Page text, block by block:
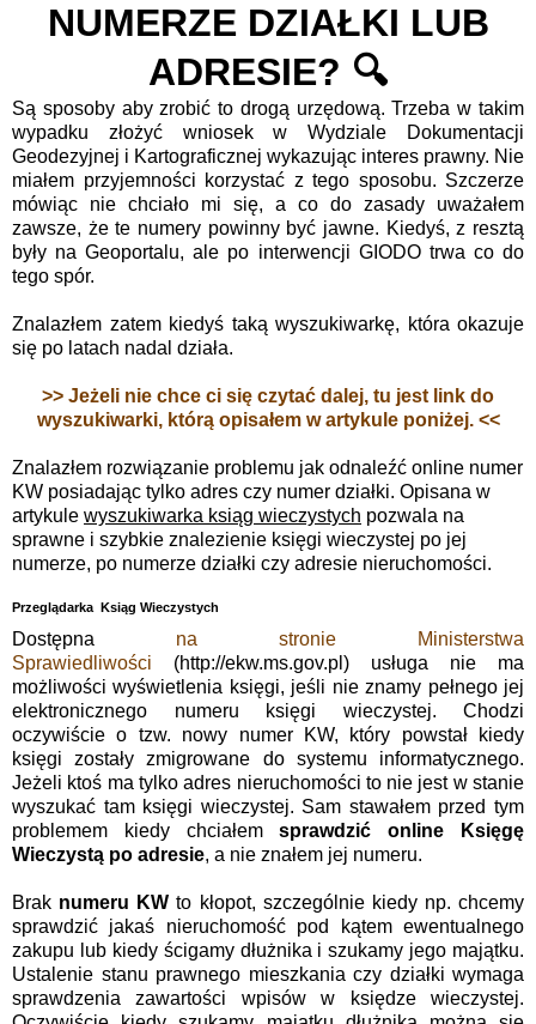
NUMERZE DZIAŁKI LUB
ADRESIE? 🔍
Są sposoby aby zrobić to drogą urzędową. Trzeba w takim
wypadku złożyć wniosek w Wydziale Dokumentacji
Geodezyjnej i Kartograficznej wykazując interes prawny. Nie
miałem przyjemności korzystać z tego sposobu. Szczerze
mówiąc nie chciało mi się, a co do zasady uważałem
zawsze, że te numery powinny być jawne. Kiedyś, z resztą
były na Geoportalu, ale po interwencji GIODO trwa co do
tego spór.
Znalazłem zatem kiedyś taką wyszukiwarkę, która okazuje
się po latach nadal działa.
>> Jeżeli nie chce ci się czytać dalej, tu jest link do
wyszukiwarki, którą opisałem w artykule poniżej. <<
Znalazłem rozwiązanie problemu jak odnaleźć online numer
KW posiadając tylko adres czy numer działki. Opisana w
artykule wyszukiwarka ksiąg wieczystych pozwala na
sprawne i szybkie znalezienie księgi wieczystej po jej
numerze, po numerze działki czy adresie nieruchomości.
Przeglądarka Ksiąg Wieczystych
Dostępna na stronie Ministerstwa
Sprawiedliwości (http://ekw.ms.gov.pl) usługa nie ma
możliwości wyświetlenia księgi, jeśli nie znamy pełnego jej
elektronicznego numeru księgi wieczystej. Chodzi
oczywiście o tzw. nowy numer KW, który powstał kiedy
księgi zostały zmigrowane do systemu informatycznego.
Jeżeli ktoś ma tylko adres nieruchomości to nie jest w stanie
wyszukać tam księgi wieczystej. Sam stawałem przed tym
problemem kiedy chciałemsprawdzić online Księgę
Wieczystą po adresie, a nie znałem jej numeru.
Brak numeru KW to kłopot, szczególnie kiedy np. chcemy
sprawdzić jakaś nieruchomość pod kątem ewentualnego
zakupu lub kiedy ścigamy dłużnika i szukamy jego majątku.
Ustalenie stanu prawnego mieszkania czy działki wymaga
sprawdzenia zawartości wpisów w księdze wieczystej.